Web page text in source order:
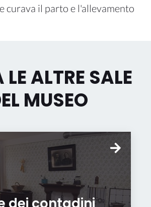
curava il parto e l'allevamento
ALTRE SALE
MUSEO
dei contadini